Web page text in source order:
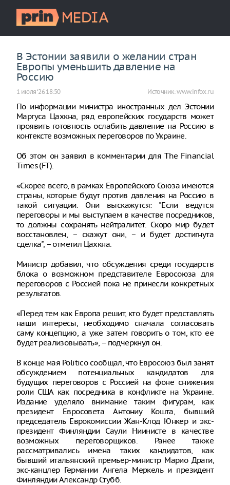
В Эстонии заявили о желании стран
Европы уменьшить давление на
Россию
1 июля ‘26 18:50 Источник:www.infox.ru
По информации министра иностранных дел Эстонии
Маргуса Цахкна, ряд европейских государств может
проявить готовность ослабить давление на Россию в
контексте возможных переговоров по Украине.
Об этом он заявил в комментарии для The Financial
Times (FT).
«Скорее всего, в рамках Европейского Союза имеются
страны, которые будут против давления на Россию в
такой ситуации. Они выскажутся: "Если ведутся
переговоры и мы выступаем в качестве посредников,
то должны сохранять нейтралитет. Скоро мир будет
восстановлен, – скажут они, – и будет достигнута
сделка", – отметил Цахкна.
Министр добавил, что обсуждения среди государств
блока о возможном представителе Евросоюза для
переговоров с Россией пока не принесли конкретных
результатов.
«Перед тем как Европа решит, кто будет представлять
наши интересы, необходимо сначала согласовать
саму концепцию, а уже затем говорить о том, кто ее
будет реализовывать», – подчеркнул он.
В конце мая Politico сообщал, что Евросоюз был занят
обсуждением потенциальных кандидатов для
будущих переговоров с Россией на фоне снижения
роли США как посредника в конфликте на Украине.
Издание уделяло внимание таким фигурам, как
президент Евросовета Антониу Кошта, бывший
председатель Еврокомиссии Жан-Клод Юнкер и экс-
президент Финляндии Саули Ниинисте в качестве
возможных переговорщиков. Ранее также
рассматривались имена таких кандидатов, как
бывший итальянский премьер-министр Марио Драги,
экс-канцлер Германии Ангела Меркель и президент
Финляндии Александр Стубб.